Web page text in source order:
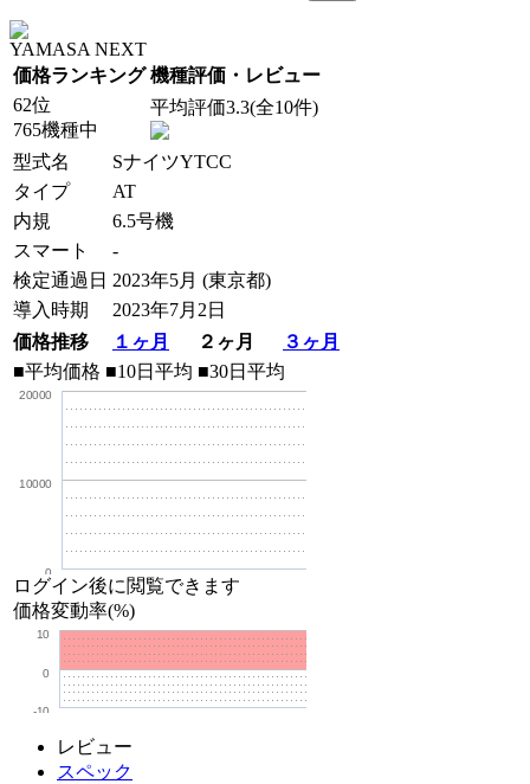
YAMASA NEXT
価格ランキング 機種評価・レビュー
62位
765機種中
平均評価3.3(全10件)
型式名
SナイツYTCC
タイプ
AT
内規
6.5号機
スマート
-
検定通過日 2023年5月 (東京都)
導入時期
2023年7月2日
価格推移
１ヶ月 ２ヶ月
３ヶ月
■平均価格 ■10日平均 ■30日平均
0
10000
20000
ログイン後に閲覧できます
価格変動率(%)
-10
0
10
レビュー
スペック